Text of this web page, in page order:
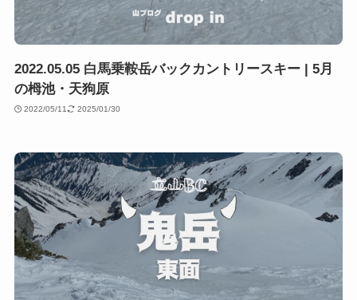
2022.05.05 白馬乗鞍岳バックカントリースキー | 5月
の栂池・天狗原
2022/05/11 2025/01/30